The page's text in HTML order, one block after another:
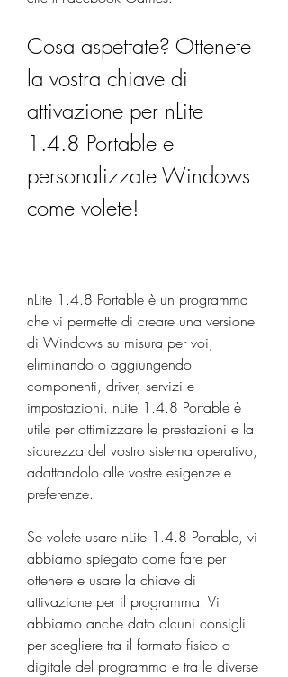
Cosa aspettate? Ottenete
la vostra chiave di
attivazione per nLite
1.4.8 Portable e
personalizzate Windows
come volete!
nLite 1.4.8 Portable è un programma
che vi permette di creare una versione
di Windows su misura per voi,
eliminando o aggiungendo
componenti, driver, servizi e
impostazioni. nLite 1.4.8 Portable è
utile per ottimizzare le prestazioni e la
sicurezza del vostro sistema operativo,
adattandolo alle vostre esigenze e
preferenze.
Se volete usare nLite 1.4.8 Portable, vi
abbiamo spiegato come fare per
ottenere e usare la chiave di
attivazione per il programma. Vi
abbiamo anche dato alcuni consigli
per scegliere tra il formato fisico o
digitale del programma e tra le diverse